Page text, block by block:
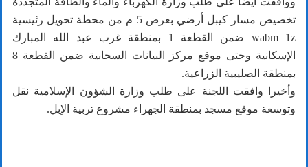
تخصيص مسار كيبل أرضي بعرض 5 م من محطة تحويل رئيسية
wabm 1z ضمن القطعة 1 بمنطقة غرب عبد الله المبارك
الإسكانية وحتى موقع مركز البيانات السحابية ضمن القطعة 8
بمنطقة الصليبية الزراعية.
وأخيرا وافقت اللجنة على طلب وزارة الشؤون الإسلامية نقل
وتوسعة موقع مسجد بمنطقة الجهراء مشروع تربية الإبل.